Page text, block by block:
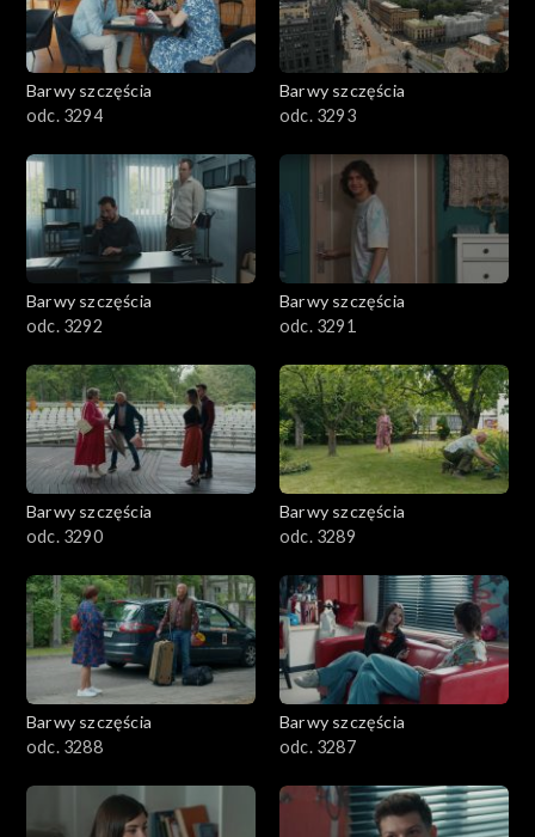
2101–2200
2001–2100
1801–1900
1701–1800
1601–1700
1501–1600
1401–1500
1301–1400
1101–1200
1001–1100
901–1000
801–900
Barwy szczęścia
odc. 3294
Barwy szczęścia
odc. 3293
Barwy szczęścia
odc. 3292
Barwy szczęścia
odc. 3291
Barwy szczęścia
odc. 3290
Barwy szczęścia
odc. 3289
Barwy szczęścia
odc. 3288
Barwy szczęścia
odc. 3287